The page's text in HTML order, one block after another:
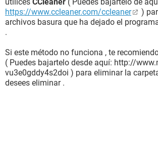
https://www.ccleaner.com/ccleaner
)
archivos basura que ha dejado el
.
Si este método no funciona , te
( Puedes bajartelo desde aquí: http://
vu3e0gddy4s2doi ) para eliminar la
desees eliminar .